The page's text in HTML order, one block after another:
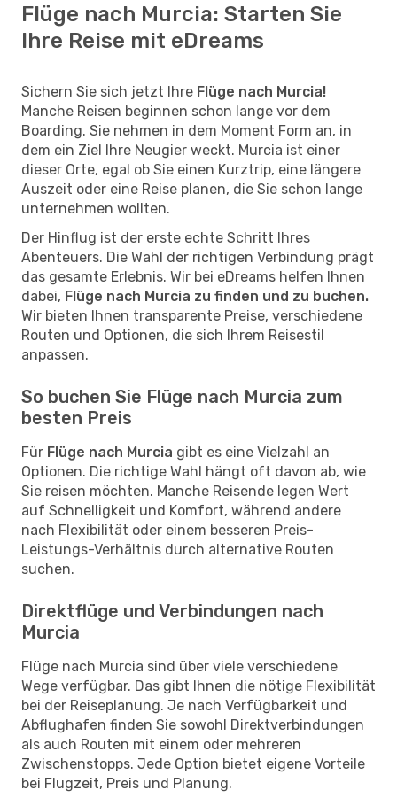
Flüge nach Murcia: Starten Sie
Ihre Reise mit eDreams
Sichern Sie sich jetzt Ihre Flüge nach Murcia!
Manche Reisen beginnen schon lange vor dem
Boarding. Sie nehmen in dem Moment Form an, in
dem ein Ziel Ihre Neugier weckt. Murcia ist einer
dieser Orte, egal ob Sie einen Kurztrip, eine längere
Auszeit oder eine Reise planen, die Sie schon lange
unternehmen wollten.
Der Hinflug ist der erste echte Schritt Ihres
Abenteuers. Die Wahl der richtigen Verbindung prägt
das gesamte Erlebnis. Wir bei eDreams helfen Ihnen
dabei, Flüge nach Murcia zu finden und zu buchen.
Wir bieten Ihnen transparente Preise, verschiedene
Routen und Optionen, die sich Ihrem Reisestil
anpassen.
So buchen Sie Flüge nach Murcia zum
besten Preis
Für Flüge nach Murcia gibt es eine Vielzahl an
Optionen. Die richtige Wahl hängt oft davon ab, wie
Sie reisen möchten. Manche Reisende legen Wert
auf Schnelligkeit und Komfort, während andere
nach Flexibilität oder einem besseren Preis-
Leistungs-Verhältnis durch alternative Routen
suchen.
Direktflüge und Verbindungen nach
Murcia
Flüge nach Murcia sind über viele verschiedene
Wege verfügbar. Das gibt Ihnen die nötige Flexibilität
bei der Reiseplanung. Je nach Verfügbarkeit und
Abflughafen finden Sie sowohl Direktverbindungen
als auch Routen mit einem oder mehreren
Zwischenstopps. Jede Option bietet eigene Vorteile
bei Flugzeit, Preis und Planung.